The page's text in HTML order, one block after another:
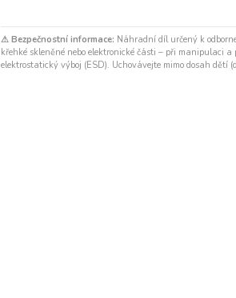
⚠ Bezpečnostní informace: Náhradní díl určený k
křehké skleněné nebo elektronické části – při manipulaci
elektrostatický výboj (ESD). Uchovávejte mimo dosah dětí